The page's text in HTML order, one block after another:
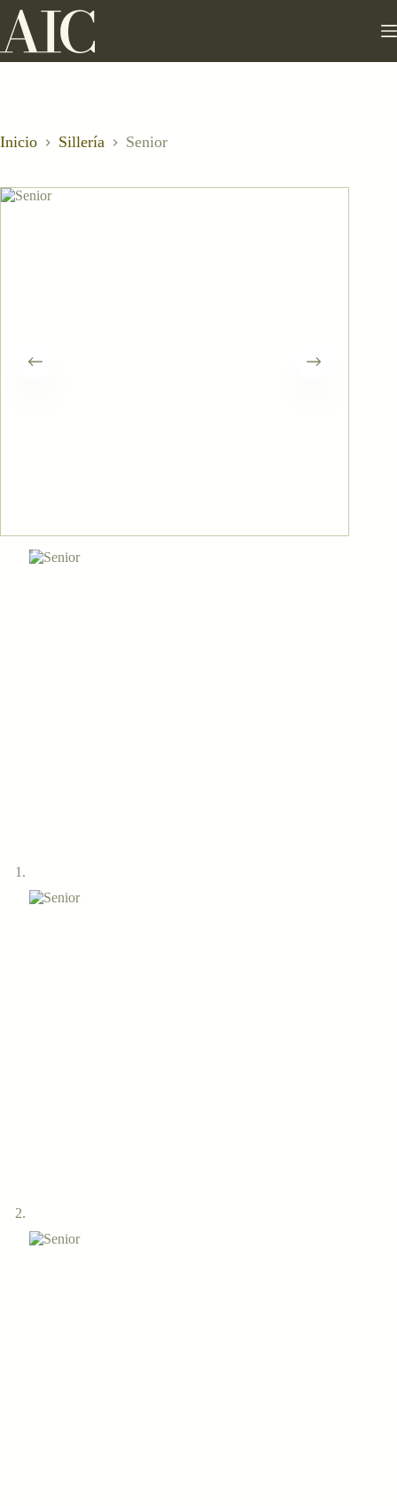
Saltar
contenido
Inicio Sillería Senior